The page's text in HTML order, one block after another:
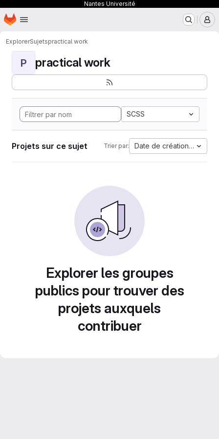
Nantes Université
Passer au contenu principal
Page d'accueil
ExplorerSujetspractical work
P practical work
SCSS
Projets sur ce sujet Trier par: Date de création la plus
Explorer les groupes
publics pour trouver des
projets auxquels
contribuer